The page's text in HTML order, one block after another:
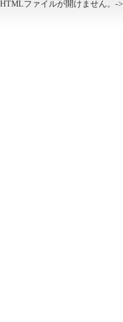
HTMLファイルが開けません。-